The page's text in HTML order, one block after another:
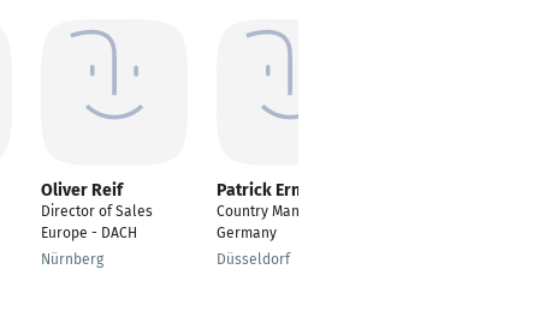
Oliver Reif
Director of Sales
Europe - DACH
Nürnberg
Patrick Ernst
Country Manager
Germany
Düsseldorf